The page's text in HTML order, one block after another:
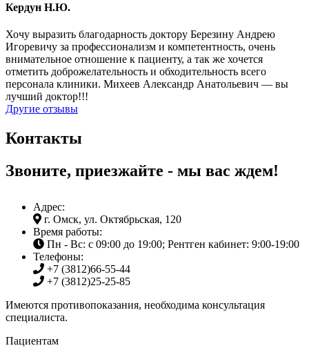
Кердун Н.Ю.
Хочу выразить благодарность доктору Березину Андрею
Игоревичу за профессионализм и компетентность, очень
внимательное отношение к пациенту, а так же хочется
отметить доброжелательность и обходительность всего
персонала клиники. Михеев Александр Анатольевич — вы
лучший доктор!!!
Другие отзывы
Контакты
Звоните, приезжайте - мы вас ждем!
Адрес:
г. Омск, ул. Октябрьская, 120
Время работы:
Пн - Вс: с 09:00 до 19:00; Рентген кабинет: 9:00-19:00
Телефоны:
+7 (3812)66-55-44
+7 (3812)25-25-85
Имеются противопоказания, необходима консультация
специалиста.
Пациентам